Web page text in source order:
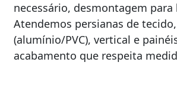
necessário, desmontagem
Atendemos persianas de
(alumínio/PVC), vertical e
acabamento que respeita